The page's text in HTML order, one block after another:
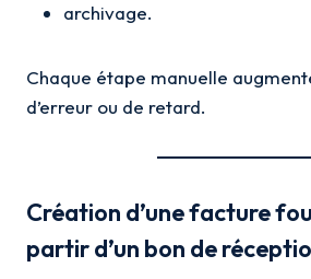
archivage.
Chaque étape manuelle
d’erreur ou de retard.
Création d’une facture
partir d’un bon de